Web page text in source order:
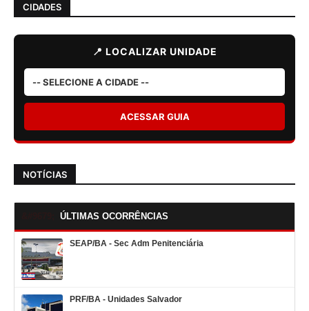
CIDADES
📍 LOCALIZAR UNIDADE
ACESSAR GUIA
NOTÍCIAS
ÚLTIMAS OCORRÊNCIAS
SEAP/BA - Sec Adm Penitenciária
PRF/BA - Unidades Salvador